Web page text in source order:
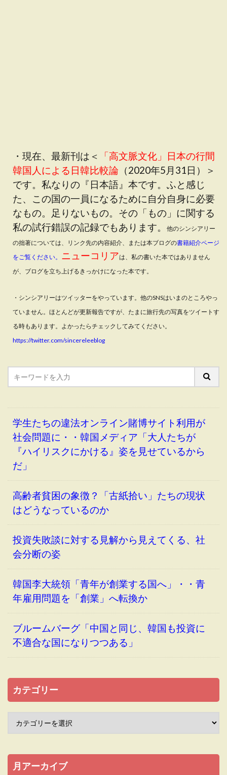
・現在、最新刊は＜
「高文脈文化」日本の行間
韓国人による日韓比較論 （2020年5月31日）＞
です。私なりの『日本語』本です。ふと感じ
た、この国の一員になるために自分自身に必要
なもの。足りないもの。その「もの」に関する
私の試行錯誤の記録でもあります。
他のシンシアリー
の拙著については、リンク先の内容紹介、または本ブログの書籍紹介ページ
をご覧ください。 ニューコリアは、私の書いた本ではありません
が、ブログを立ち上げるきっかけになった本です。
・シンシアリーはツイッターをやっています。他のSNSはいまのところやっ
ていません。ほとんどが更新報告ですが、たまに旅行先の写真をツイートす
る時もあります。よかったらチェックしてみてください。
https://twitter.com/sincereleeblog
学生たちの違法オンライン賭博サイト利用が
社会問題に・・韓国メディア「大人たちが
『ハイリスクにかける』姿を見せているから
だ」
高齢者貧困の象徴？「古紙拾い」たちの現状
はどうなっているのか
投資失敗談に対する見解から見えてくる、社
会分断の姿
韓国李大統領「青年が創業する国へ」・・青
年雇用問題を「創業」へ転換か
ブルームバーグ「中国と同じ、韓国も投資に
不適合な国になりつつある」
カテゴリー
月アーカイブ